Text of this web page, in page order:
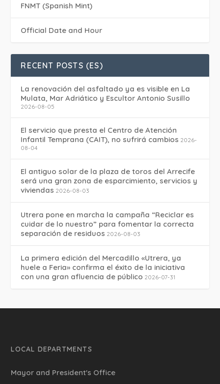
FNMT (Spanish Mint)
Official Date and Hour
RECENT POSTS (ES)
La renovación del asfaltado ya es visible en La
Mulata, Mar Adriático y Escultor Antonio Susillo
2026-08-05
El servicio que presta el Centro de Atención
Infantil Temprana (CAIT), no sufrirá cambios 2026-
08-04
El antiguo solar de la plaza de toros del Arrecife
será una gran zona de esparcimiento, servicios y
viviendas 2026-08-03
Utrera pone en marcha la campaña “Reciclar es
cuidar de lo nuestro” para fomentar la correcta
separación de residuos 2026-08-03
La primera edición del Mercadillo «Utrera, ya
huele a Feria» confirma el éxito de la iniciativa
con una gran afluencia de público 2026-07-31
LOCAL DEPARTMENTS
Mayor and President's Office